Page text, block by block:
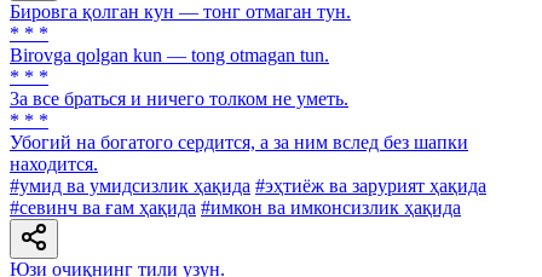
Бировга қолган кун — тонг отмаган тун.
* * *
Birovga qolgan kun — tong otmagan tun.
* * *
3a все браться и ничего толком не уметь.
* * *
Убогий на богатого сердится, а за ним вслед без шапки
находится.
#умид ва умидсизлик ҳақида #эҳтиёж ва зарурият ҳақида
#севинч ва ғам ҳақида #имкон ва имконсизлик ҳақида
Юзи очиқнинг тили узун.